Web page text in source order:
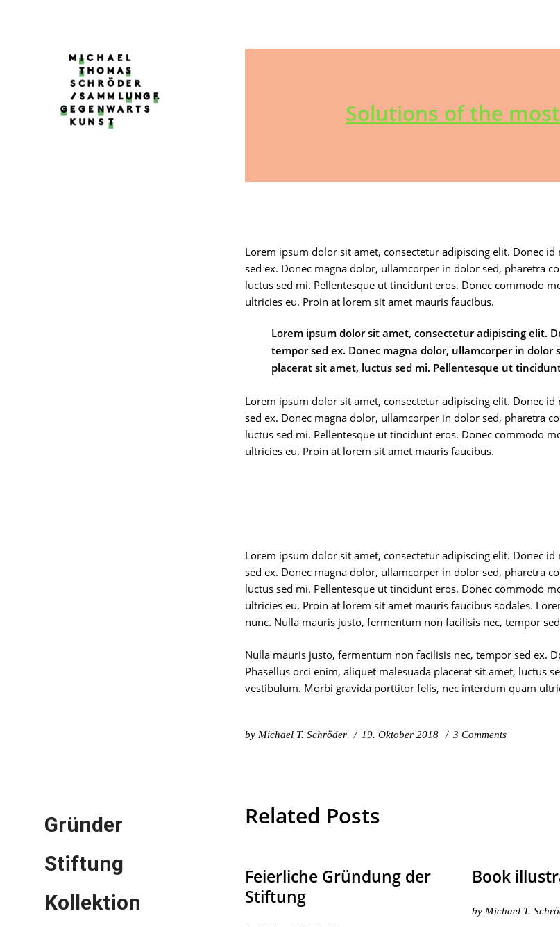
Gründer
Stiftung
Kollektion
Solutions of the
Lorem ipsum dolor sit amet, consectetur adipiscing elit. Donec
sed ex. Donec magna dolor, ullamcorper in dolor sed, pharetra
luctus sed mi. Pellentesque ut tincidunt eros. Donec commodo
ultricies eu. Proin at lorem sit amet mauris faucibus.
Lorem ipsum dolor sit amet, consectetur adipiscing elit.
tempor sed ex. Donec magna dolor, ullamcorper in
placerat sit amet, luctus sed mi. Pellentesque ut
Lorem ipsum dolor sit amet, consectetur adipiscing elit. Donec
sed ex. Donec magna dolor, ullamcorper in dolor sed, pharetra
luctus sed mi. Pellentesque ut tincidunt eros. Donec commodo
ultricies eu. Proin at lorem sit amet mauris faucibus.
Lorem ipsum dolor sit amet, consectetur adipiscing elit. Donec
sed ex. Donec magna dolor, ullamcorper in dolor sed, pharetra
luctus sed mi. Pellentesque ut tincidunt eros. Donec commodo
ultricies eu. Proin at lorem sit amet mauris faucibus sodales.
nunc. Nulla mauris justo, fermentum non facilisis nec, tempor
Nulla mauris justo, fermentum non facilisis nec, tempor sed ex.
Phasellus orci enim, aliquet malesuada placerat sit amet, luctus
vestibulum. Morbi gravida porttitor felis, nec interdum quam
by Michael T. Schröder 19. Oktober 2018 3 Comments
Related Posts
Feierliche Gründung der
Stiftung
Book
by Michael T.